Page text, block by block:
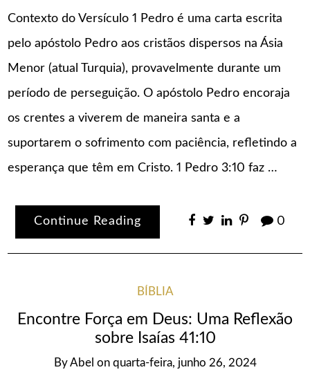
Contexto do Versículo 1 Pedro é uma carta escrita
pelo apóstolo Pedro aos cristãos dispersos na Ásia
Menor (atual Turquia), provavelmente durante um
período de perseguição. O apóstolo Pedro encoraja
os crentes a viverem de maneira santa e a
suportarem o sofrimento com paciência, refletindo a
esperança que têm em Cristo. 1 Pedro 3:10 faz …
Continue Reading 0
BÍBLIA
Encontre Força em Deus: Uma Reflexão
sobre Isaías 41:10
ByAbel on quarta-feira, junho 26, 2024